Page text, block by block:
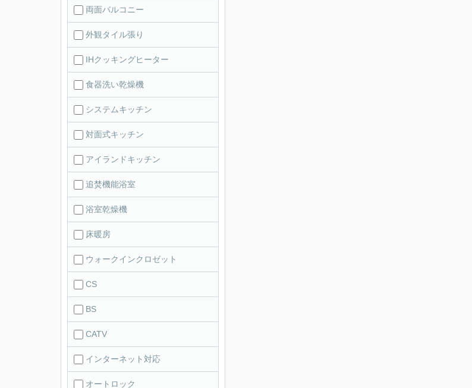
両面バルコニー
外観タイル張り
IHクッキングヒーター
食器洗い乾燥機
システムキッチン
対面式キッチン
アイランドキッチン
追焚機能浴室
浴室乾燥機
床暖房
ウォークインクロゼット
CS
BS
CATV
インターネット対応
オートロック